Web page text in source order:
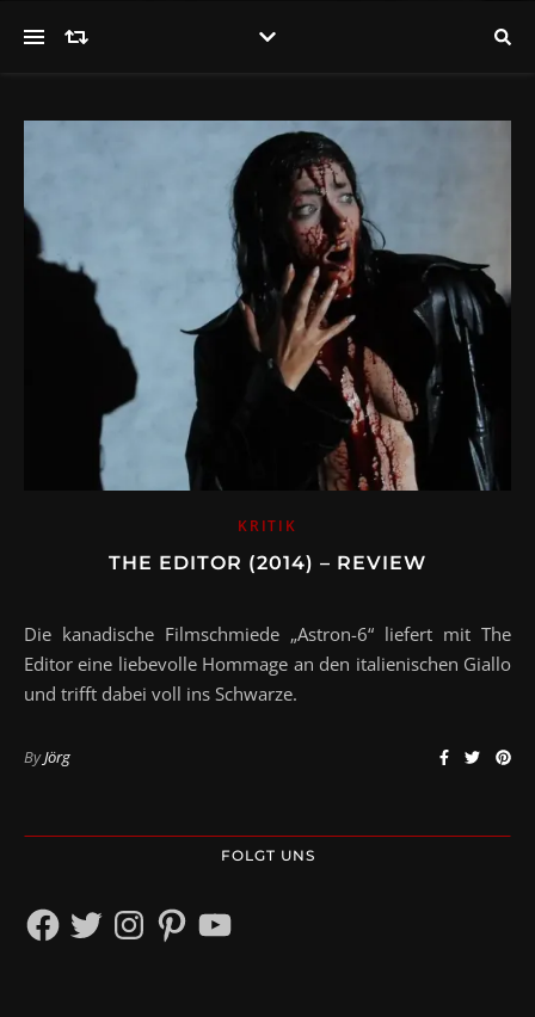
KRITIK
THE EDITOR (2014) – REVIEW
Die kanadische Filmschmiede „Astron-6“ liefert mit The
Editor eine liebevolle Hommage an den italienischen Giallo
und trifft dabei voll ins Schwarze.
ByJörg
FOLGT UNS
Facebook
TwitterInstagramPinterestYouTube